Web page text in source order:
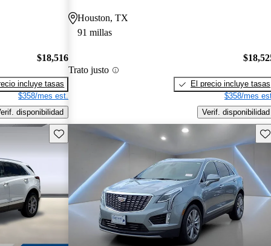
$18,516
incluye tasas
$358/mes est.
disponibilidad
Houston, TX
91 millas
Trato justo
El precio incluye tasas
$358/mes
Verif. disponibilidad
Guarda este Aviso